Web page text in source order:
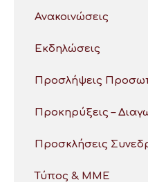
Ανακοινώσεις
Εκδηλώσεις
Προσλήψεις
Προκηρύξεις –
Προσκλήσεις
Τύπος & ΜΜΕ